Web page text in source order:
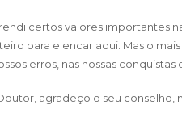
certos valores importantes
para elencar aqui. Mas o
erros, nas nossas conquistas
agradeço o seu conselho,